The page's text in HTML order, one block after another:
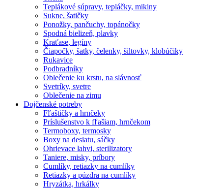
Teplákové súpravy, tepláčky, mikiny
Sukne, šatičky
Ponožky, pančuchy, topánočky
Spodná bielizeň, plavky
Kraťase, legíny
Čiapočky, šatky, čelenky, šiltovky, klobúčiky
Rukavice
Podbradníky
Oblečenie ku krstu, na slávnosť
Svetríky, svetre
Oblečenie na zimu
Dojčenské potreby
Fľaštičky a hrnčeky
Príslušenstvo k fľašiam, hrnčekom
Termoboxy, termosky
Boxy na desiatu, sáčky
Ohrievace lahvi, sterilizatory
Taniere, misky, príbory
Cumlíky, retiazky na cumlíky
Retiazky a púzdra na cumlíky
Hryzátka, hrkálky